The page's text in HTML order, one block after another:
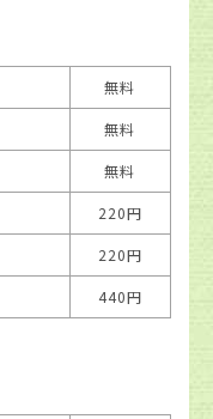
無料
無料
無料
220円
220円
440円